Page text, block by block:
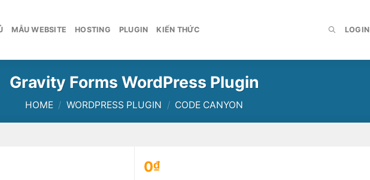
MẪU WEBSITE HOSTING PLUGIN KIẾN THỨC LOGIN
Gravity Forms WordPress Plugin
HOME / WORDPRESS PLUGIN / CODE CANYON
0₫